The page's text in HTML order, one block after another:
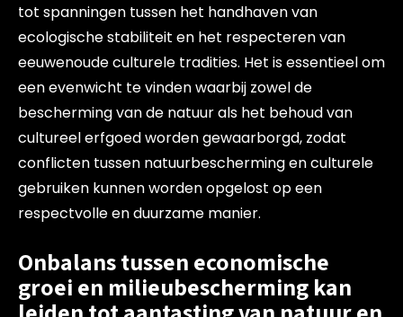
tot spanningen tussen het handhaven van
ecologische stabiliteit en het respecteren van
eeuwenoude culturele tradities. Het is essentieel om
een evenwicht te vinden waarbij zowel de
bescherming van de natuur als het behoud van
cultureel erfgoed worden gewaarborgd, zodat
conflicten tussen natuurbescherming en culturele
gebruiken kunnen worden opgelost op een
respectvolle en duurzame manier.
Onbalans tussen economische
groei en milieubescherming kan